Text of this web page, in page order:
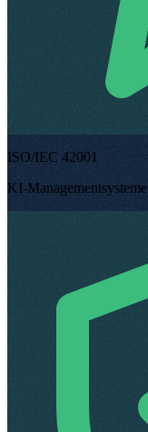
ISO/IEC 42001
KI-Managementsysteme